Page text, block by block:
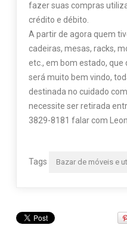
fazer suas compras
crédito e débito.
A partir de agora quem
cadeiras, mesas, racks,
etc., em bom estado, que
será muito bem vindo,
destinada no cuidado
necessite ser retirada
3829-8181 falar com
Tags Bazar de móveis e